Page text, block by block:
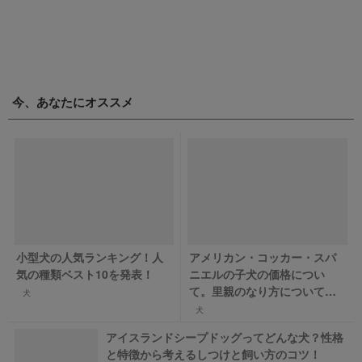
今、あなたにオススメ
小型犬の人気ランキング！人
気の種類ベスト10を発表！
犬
アメリカン・コッカー・スパ
ニエルの子犬の価格につい
て。里親のなり方についても
解説。
犬
アイスランドシープドッグってどんな犬？性格
と特徴から考えるしつけと飼い方のコツ！